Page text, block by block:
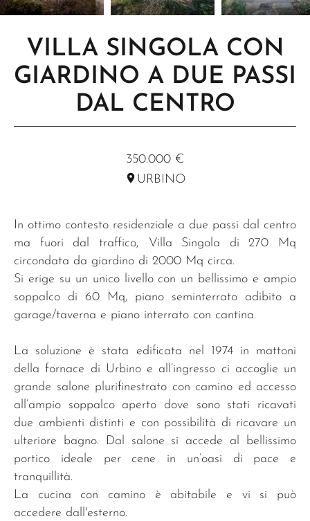
VILLA SINGOLA CON
GIARDINO A DUE PASSI
DAL CENTRO
350.000 €
URBINO
In ottimo contesto residenziale a due passi dal centro
ma fuori dal traffico, Villa Singola di 270 Mq
circondata da giardino di 2000 Mq circa.
Si erige su un unico livello con un bellissimo e ampio
soppalco di 60 Mq, piano seminterrato adibito a
garage/taverna e piano interrato con cantina.
La soluzione è stata edificata nel 1974 in mattoni
della fornace di Urbino e all’ingresso ci accoglie un
grande salone plurifinestrato con camino ed accesso
all’ampio soppalco aperto dove sono stati ricavati
due ambienti distinti e con possibilità di ricavare un
ulteriore bagno. Dal salone si accede al bellissimo
portico ideale per cene in un’oasi di pace e
tranquillità.
La cucina con camino è abitabile e vi si può
accedere dall'esterno.